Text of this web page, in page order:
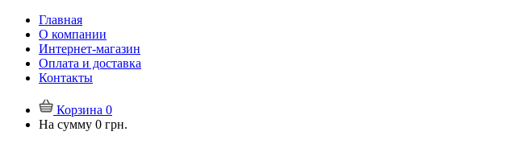
Главная
О компании
Интернет-магазин
Оплата и доставка
Контакты
Корзина 0
На сумму 0 грн.